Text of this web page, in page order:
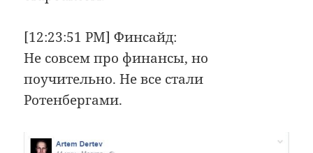
[12:23:51 PM] Финсайд:
Не совсем про финансы, но
поучительно. Не все стали
Ротенбергами.